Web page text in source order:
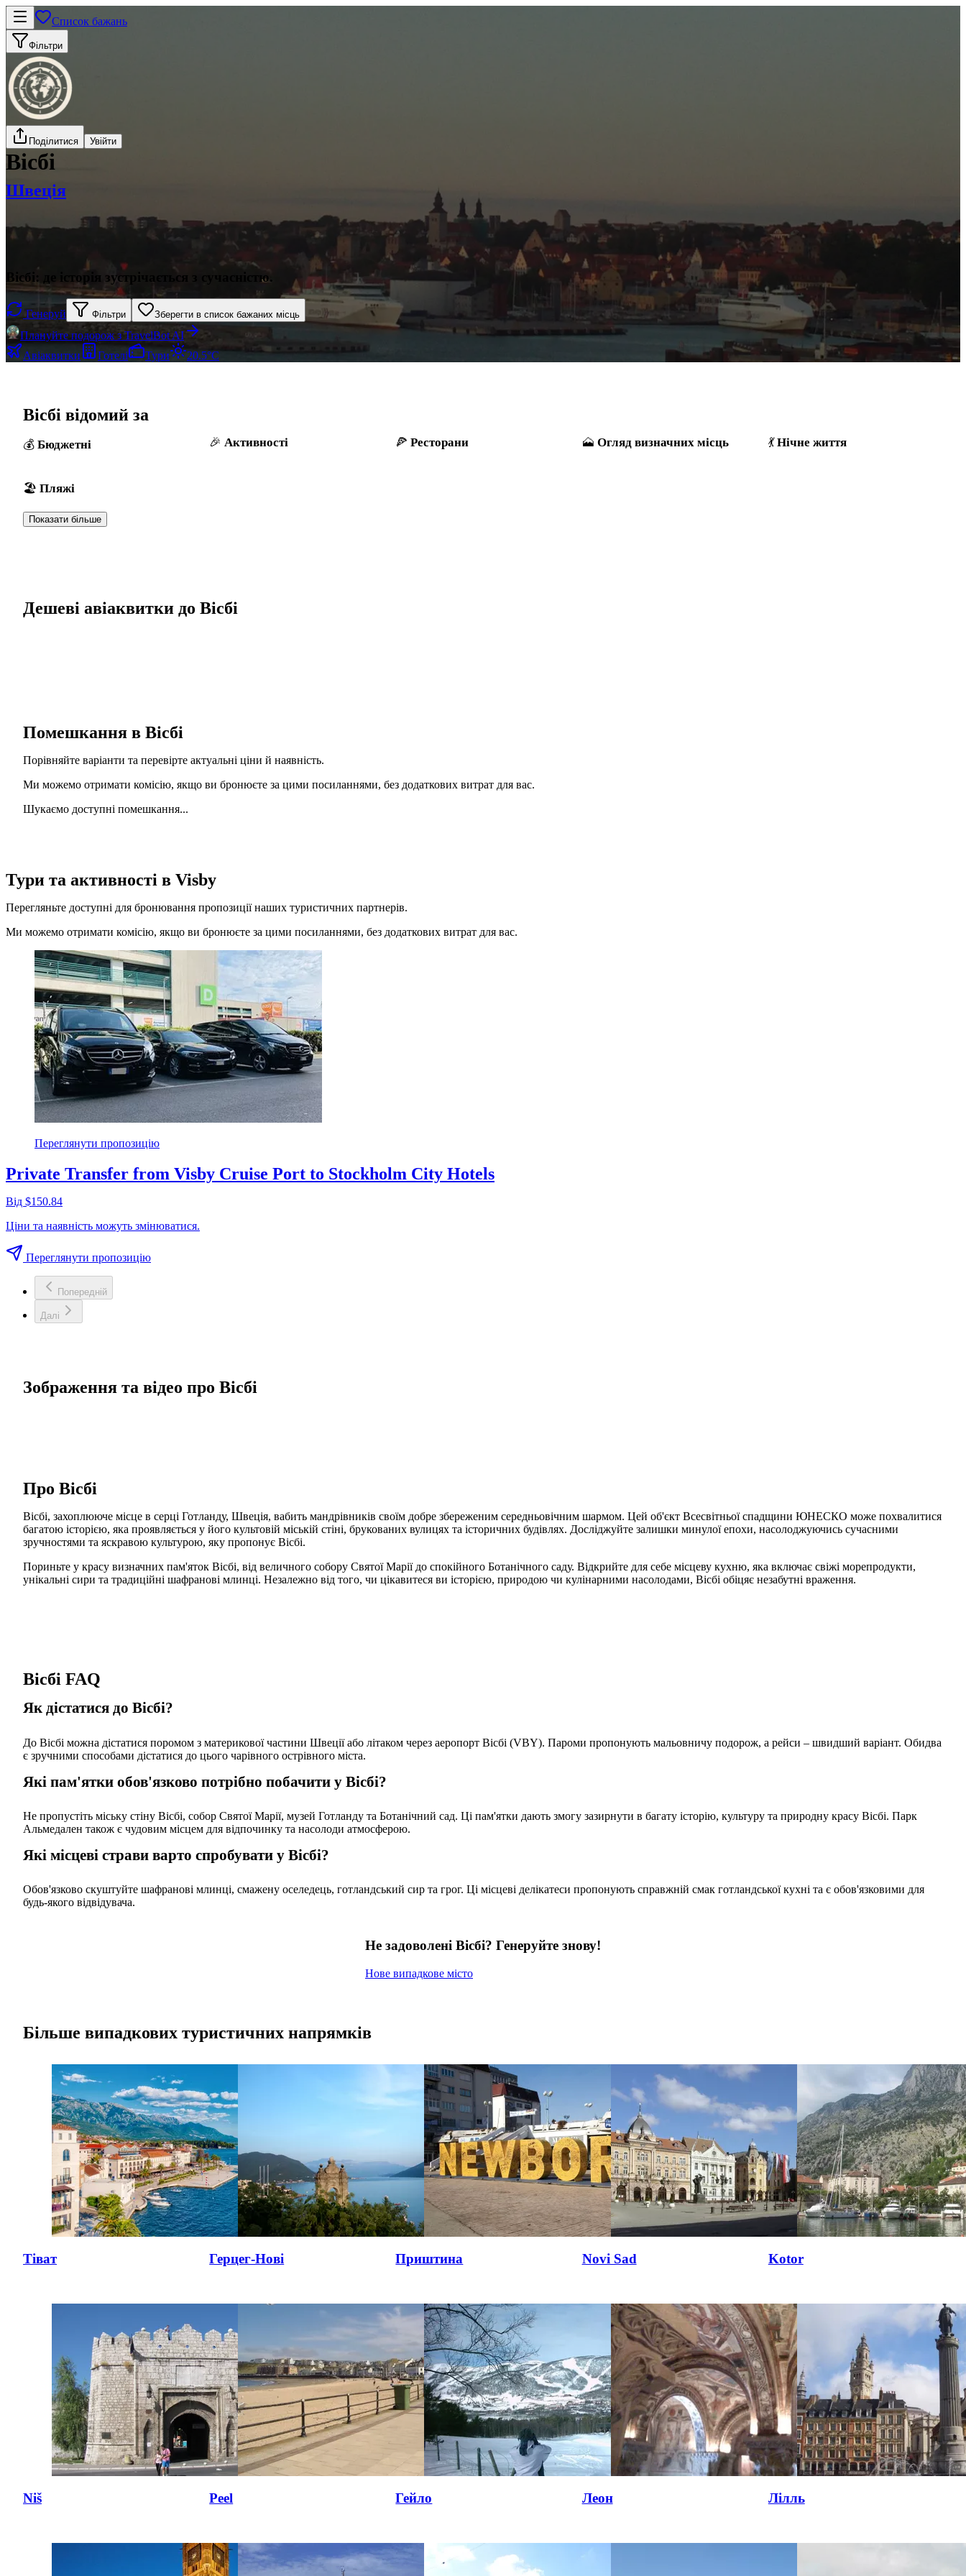
Список бажань
Фільтри
Поділитися Увійти
Вісбі
Швеція
Вісбі: де історія зустрічається з сучасністю.
Генеруй Фільтри Зберегти в список бажаних місць
Плануйте подорож з TravelBot AI
Авіаквитки
Готелі Тури 20.5°C
Вісбі відомий за
Бюджетні Активності Ресторани Огляд визначних місць Нічне життя
Пляжі
Показати більше
Дешеві авіаквитки до Вісбі
Помешкання в Вісбі
Порівняйте варіанти та перевірте актуальні ціни й наявність.
Ми можемо отримати комісію, якщо ви бронюєте за цими посиланнями, без додаткових витрат для вас.
Шукаємо доступні помешкання...
Тури та активності в Visby
Перегляньте доступні для бронювання пропозиції наших туристичних партнерів.
Ми можемо отримати комісію, якщо ви бронюєте за цими посиланнями, без додаткових витрат для вас.
Переглянути пропозицію
Private Transfer from Visby Cruise Port to Stockholm City Hotels
Від $150.84
Ціни та наявність можуть змінюватися.
Переглянути пропозицію
Попередній
Далі
Зображення та відео про Вісбі
Про Вісбі
Вісбі, захоплююче місце в серці Готланду, Швеція, вабить мандрівників своїм добре збереженим середньовічним шармом. Цей об'єкт Всесвітньої спадщини ЮНЕСКО може похвалитися
багатою історією, яка проявляється у його культовій міській стіні, брукованих вулицях та історичних будівлях. Досліджуйте залишки минулої епохи, насолоджуючись сучасними
зручностями та яскравою культурою, яку пропонує Вісбі.
Пориньте у красу визначних пам'яток Вісбі, від величного собору Святої Марії до спокійного Ботанічного саду. Відкрийте для себе місцеву кухню, яка включає свіжі морепродукти,
унікальні сири та традиційні шафранові млинці. Незалежно від того, чи цікавитеся ви історією, природою чи кулінарними насолодами, Вісбі обіцяє незабутні враження.
Вісбі FAQ
Як дістатися до Вісбі?
До Вісбі можна дістатися поромом з материкової частини Швеції або літаком через аеропорт Вісбі (VBY). Пароми пропонують мальовничу подорож, а рейси – швидший варіант. Обидва
є зручними способами дістатися до цього чарівного острівного міста.
Які пам'ятки обов'язково потрібно побачити у Вісбі?
Не пропустіть міську стіну Вісбі, собор Святої Марії, музей Готланду та Ботанічний сад. Ці пам'ятки дають змогу зазирнути в багату історію, культуру та природну красу Вісбі. Парк
Альмедален також є чудовим місцем для відпочинку та насолоди атмосферою.
Які місцеві страви варто спробувати у Вісбі?
Обов'язково скуштуйте шафранові млинці, смажену оселедець, готландський сир та грог. Ці місцеві делікатеси пропонують справжній смак готландської кухні та є обов'язковими для
будь-якого відвідувача.
Не задоволені Вісбі? Генеруйте знову!
Нове випадкове місто
Більше випадкових туристичних напрямків
Тіват Герцег-Нові Приштина Novi Sad Kotor
Niš Peel Гейло Леон Лілль